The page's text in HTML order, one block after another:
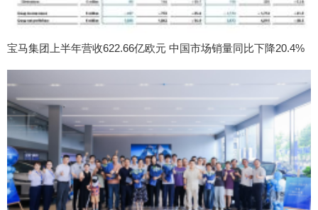
宝马集团上半年营收622.66亿欧元 中国市场销量同比下降20.4%